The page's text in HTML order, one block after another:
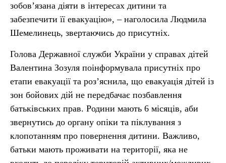
зобов’язана діяти в інтересах дитини та
забезпечити її евакуацію», – наголосила Людмила
Шемелинець, звертаючись до присутніх.
Голова Державної служби України у справах дітей
Валентина Зозуля поінформувала присутніх про
етапи евакуації та роз’яснила, що евакуація дітей із
зон бойових дій не передбачає позбавлення
батьківських прав. Родини мають 6 місяців, аби
звернутись до органу опіки та піклування з
клопотанням про повернення дитини. Важливо,
батьки мають проживати на території, яка не